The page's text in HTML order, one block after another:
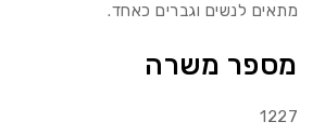
מתאים לנשים וגברים כאחד.
מספר משרה
1227